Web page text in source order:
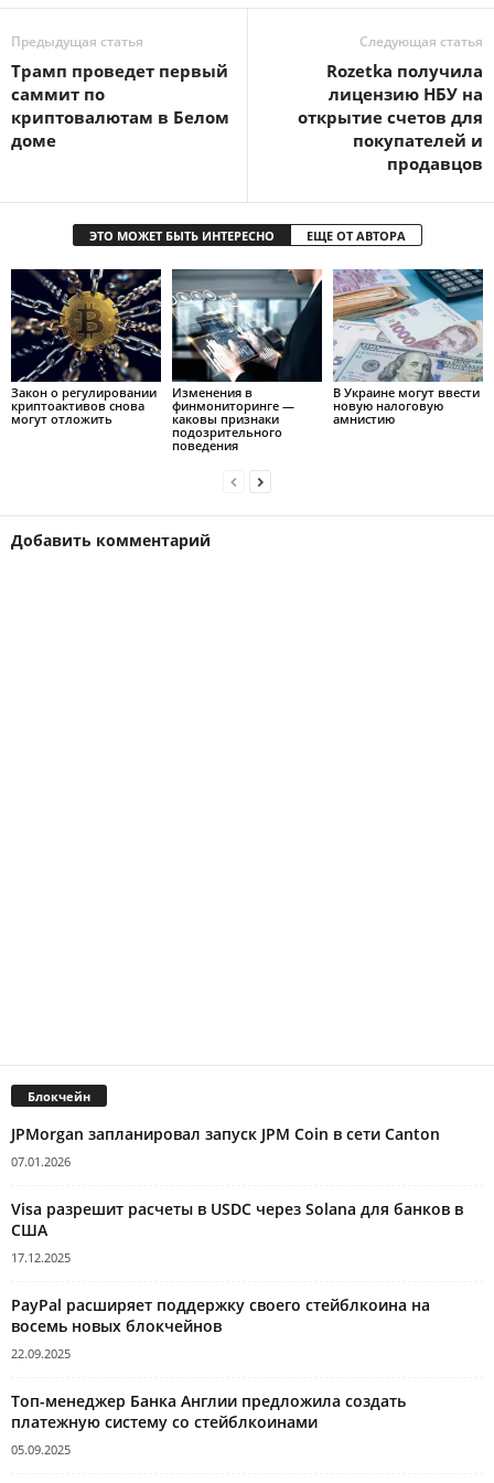
Предыдущая статья
Трамп проведет первый
саммит по
криптовалютам в Белом
доме
Следующая статья
Rozetka получила
лицензию НБУ на
открытие счетов для
покупателей и
продавцов
ЭТО МОЖЕТ БЫТЬ ИНТЕРЕСНО ЕЩЕ ОТ АВТОРА
Закон о регулировании
криптоактивов снова
могут отложить
Изменения в
финмониторинге —
каковы признаки
подозрительного
поведения
В Украине могут ввести
новую налоговую
амнистию
Добавить комментарий
Блокчейн
JPMorgan запланировал запуск JPM Coin в сети Canton
07.01.2026
Visa разрешит расчеты в USDC через Solana для банков в
США
17.12.2025
PayPal расширяет поддержку своего стейблкоина на
восемь новых блокчейнов
22.09.2025
Топ-менеджер Банка Англии предложила создать
платежную систему со стейблкоинами
05.09.2025